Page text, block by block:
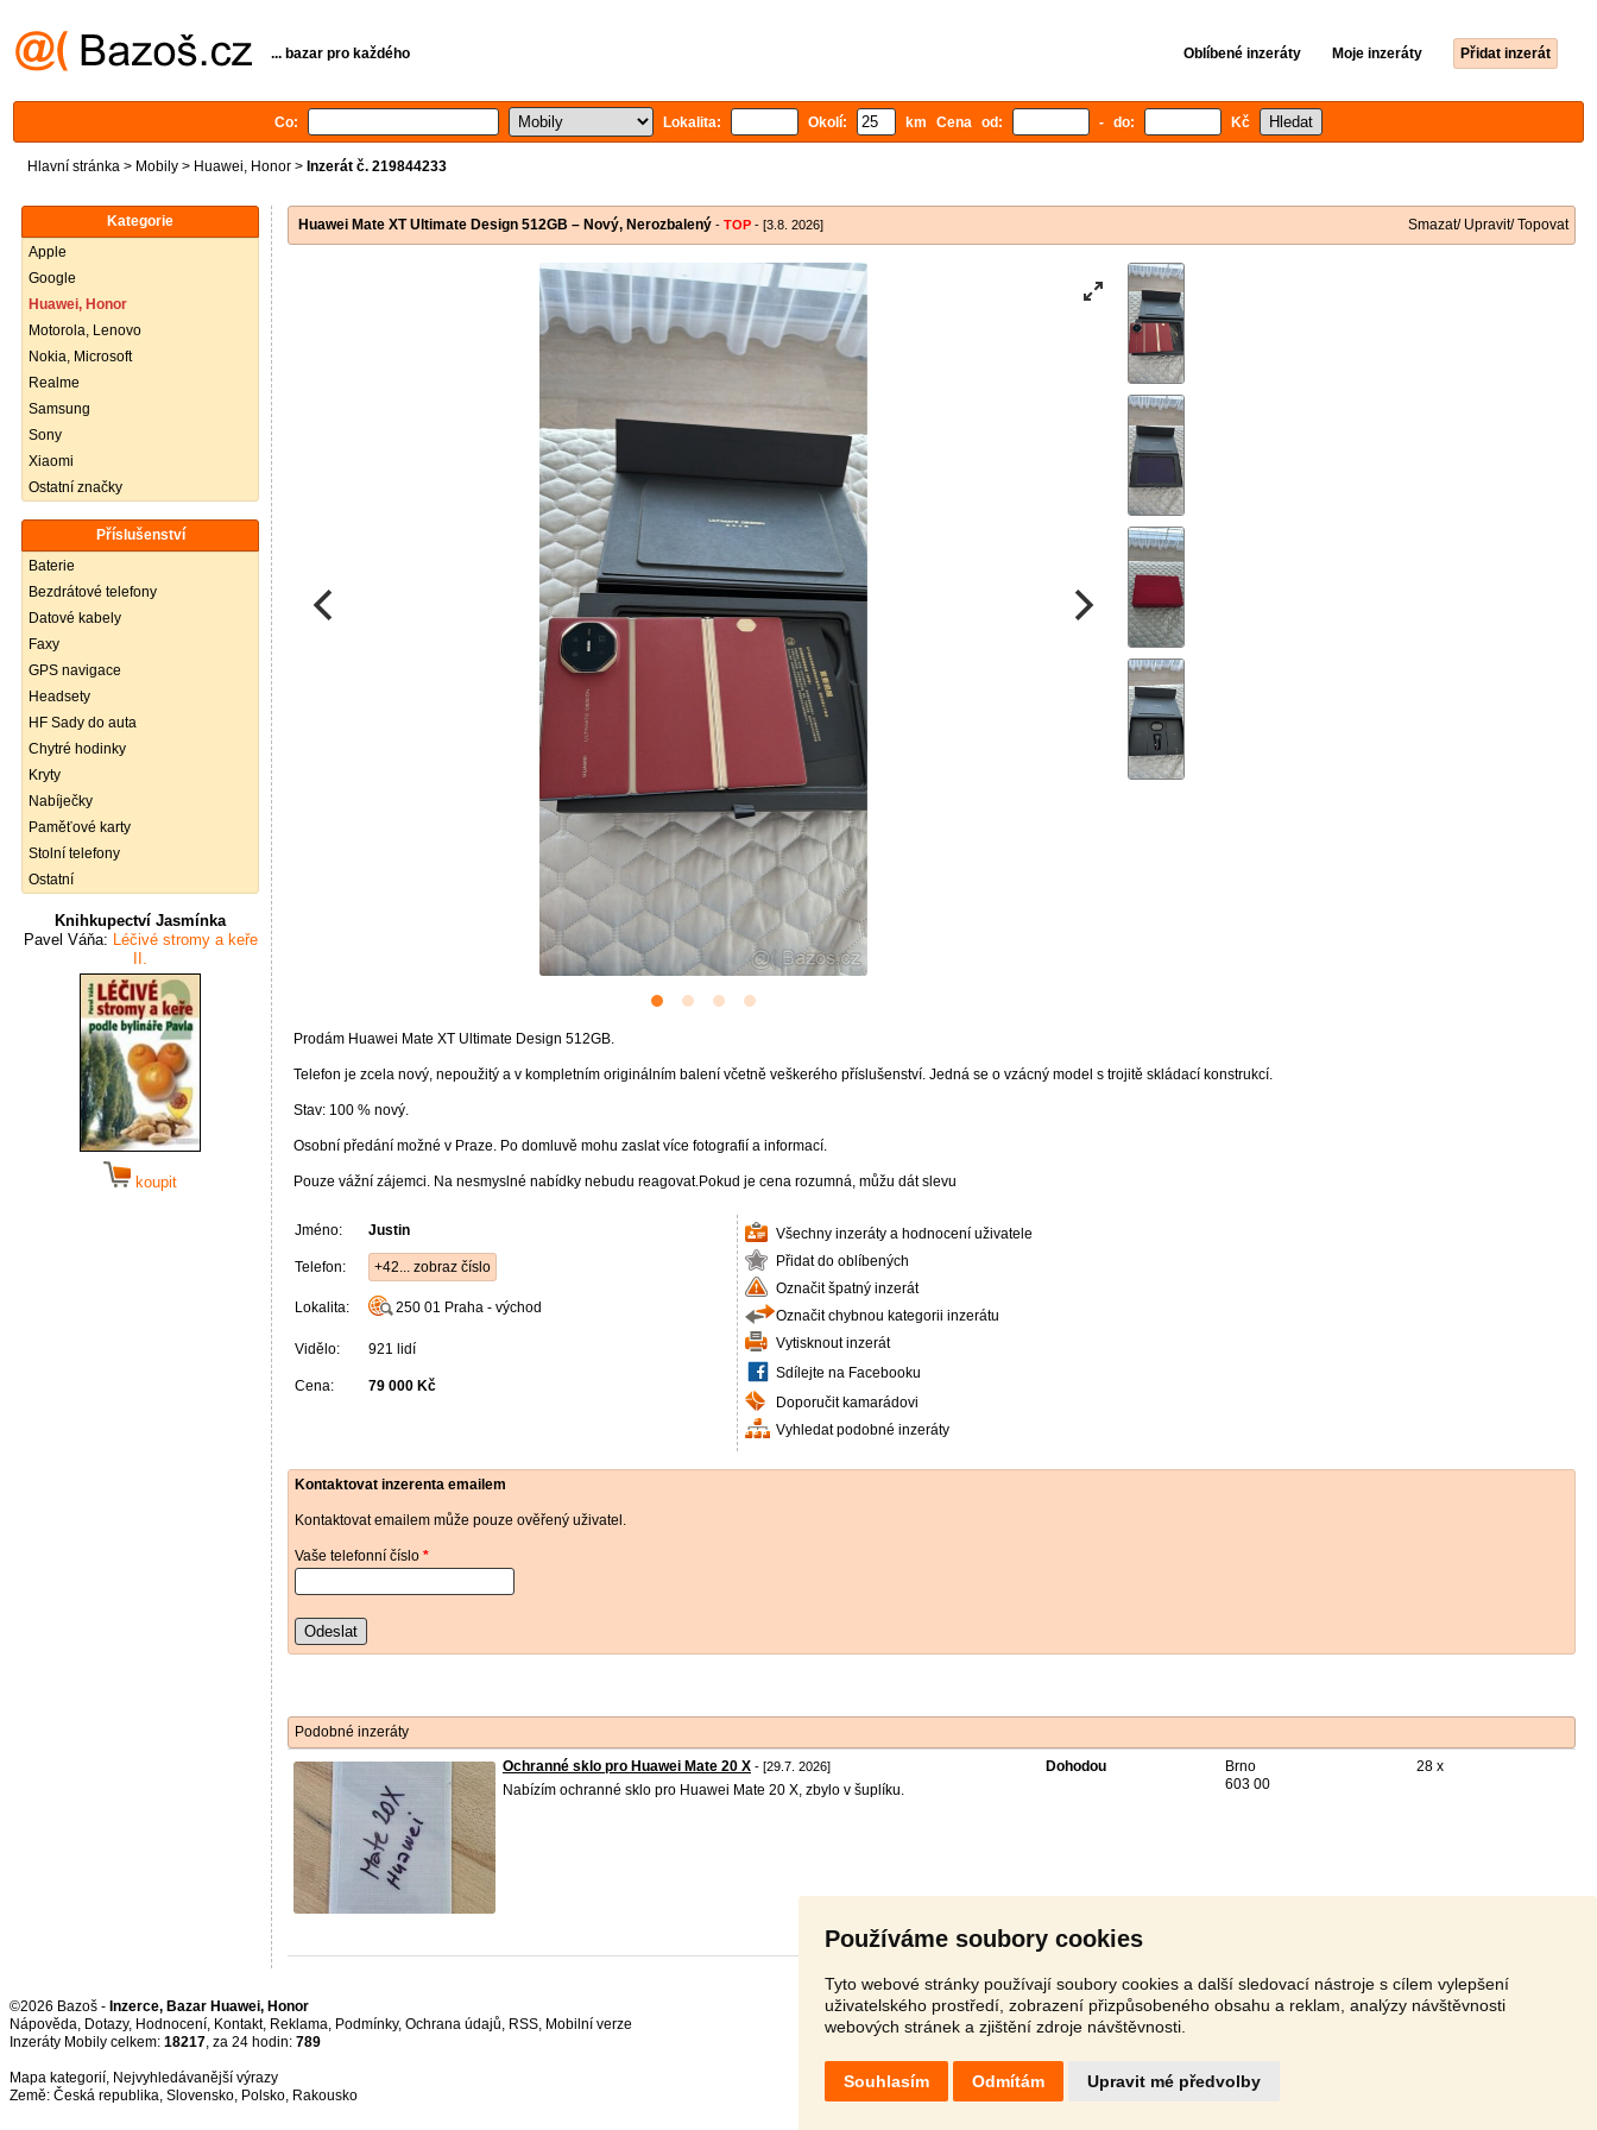
Používáme soubory cookies
Tyto webové stránky používají soubory cookies a další sledovací nástroje s cílem vylepšení
uživatelského prostředí, zobrazení přizpůsobeného obsahu a reklam, analýzy návštěvnosti
webových stránek a zjištění zdroje návštěvnosti.
Souhlasím Odmítám Upravit mé předvolby
... bazar pro každého Oblíbené inzeráty Moje inzeráty Přidat inzerát
Co: Lokalita: Okolí: km Cena od: - do: Kč
Hlavní stránka > Mobily > Huawei, Honor > Inzerát č. 219844233
Kategorie
Apple
Google
Huawei, Honor
Motorola, Lenovo
Nokia, Microsoft
Realme
Samsung
Sony
Xiaomi
Ostatní značky
Příslušenství
Baterie
Bezdrátové telefony
Datové kabely
Faxy
GPS navigace
Headsety
HF Sady do auta
Chytré hodinky
Kryty
Nabíječky
Paměťové karty
Stolní telefony
Ostatní
Knihkupectví Jasmínka
Pavel Váňa: Léčivé stromy a keře
II.
koupit
Huawei Mate XT Ultimate Design 512GB – Nový, Nerozbalený - TOP - [3.8. 2026] Smazat/ Upravit/ Topovat
Prodám Huawei Mate XT Ultimate Design 512GB.
Telefon je zcela nový, nepoužitý a v kompletním originálním balení včetně veškerého příslušenství. Jedná se o vzácný model s trojitě skládací konstrukcí.
Stav: 100 % nový.
Osobní předání možné v Praze. Po domluvě mohu zaslat více fotografií a informací.
Pouze vážní zájemci. Na nesmyslné nabídky nebudu reagovat.Pokud je cena rozumná, můžu dát slevu
Jméno: Justin
Telefon: +42... zobraz číslo
Lokalita: 250 01 Praha - východ
Vidělo: 921 lidí
Cena: 79 000 Kč
Všechny inzeráty a hodnocení uživatele
Přidat do oblíbených
Označit špatný inzerát
Označit chybnou kategorii inzerátu
Vytisknout inzerát
Sdílejte na Facebooku
Doporučit kamarádovi
Vyhledat podobné inzeráty
Kontaktovat inzerenta emailem
Kontaktovat emailem může pouze ověřený uživatel.
Vaše telefonní číslo *
Odeslat
Podobné inzeráty
Ochranné sklo pro Huawei Mate 20 X - [29.7. 2026]
Nabízím ochranné sklo pro Huawei Mate 20 X, zbylo v šuplíku.
Dohodou
Brno
603 00
28 x
©2026 Bazoš - Inzerce, Bazar Huawei, Honor
Nápověda, Dotazy, Hodnocení, Kontakt, Reklama, Podmínky, Ochrana údajů, RSS,
Inzeráty Mobily celkem: 18217, za 24 hodin: 789
Mapa kategorií, Nejvyhledávanější výrazy
Země: Česká republika, Slovensko, Polsko, Rakousko